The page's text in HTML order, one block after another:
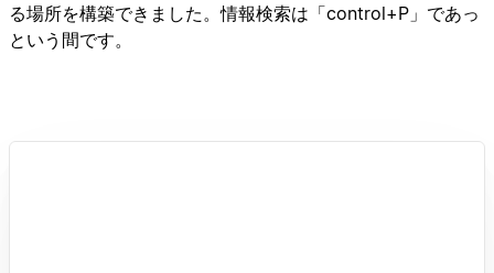
る場所を構築できました。情報検索は「control+P」であっ
という間です。